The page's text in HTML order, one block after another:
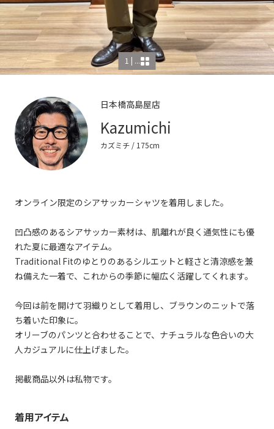
1 | ...
日本橋高島屋店
Kazumichi
カズミチ/ 175cm
オンライン限定のシアサッカーシャツを着用しました。
凹凸感のあるシアサッカー素材は、肌離れが良く通気性にも優
れた夏に最適なアイテム。
Traditional Fitのゆとりのあるシルエットと軽さと清涼感を兼
ね備えた一着で、これからの季節に幅広く活躍してくれます。
今回は前を開けて羽織りとして着用し、ブラウンのニットで落
ち着いた印象に。
オリーブのパンツと合わせることで、ナチュラルな色合いの大
人カジュアルに仕上げました。
掲載商品以外は私物です。
着用アイテム